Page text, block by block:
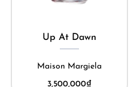
Up At Dawn
Maison Margiela
3,500,000₫